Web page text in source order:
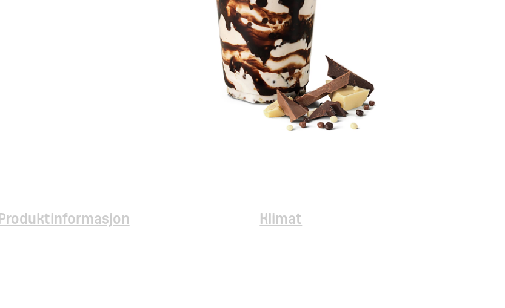
Produktinformasjon Klimat